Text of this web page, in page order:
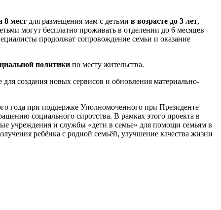
8 мест для размещения мам с детьми в возрасте до 3 лет,
могут бесплатно проживать в отделении до 6 месяцев
продолжат сопровождение семьи и оказание
политики по месту жительства.
создания новых сервисов и обновления материально-
года при поддержке Уполномоченного при Президенте
социального сиротства. В рамках этого проекта в
учреждения и службы «дети в семье» для помощи семьям в
ребёнка с родной семьёй, улучшение качества жизни